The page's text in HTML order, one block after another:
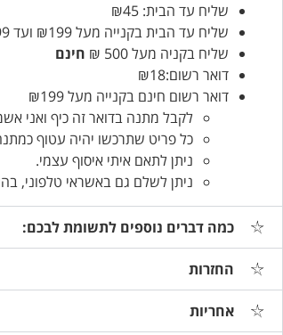
שליח עד הבית: ₪45
שליח עד הבית בקנייה מעל ₪199 ועד 499- 20 ₪
שליח בקניה מעל 500 ₪
חינם
דואר רשום:₪18
דואר רשום חינם בקנייה מעל ₪199
לקבל מתנה בדואר זה כיף ואני
כל פריט שתרכשו יהיה עטוף
ניתן לתאם איתי איסוף עצמי.
ניתן לשלם גם באשראי טלפוני,
כמה דברים נוספים לתשומת לבכם:
החזרות
אחריות